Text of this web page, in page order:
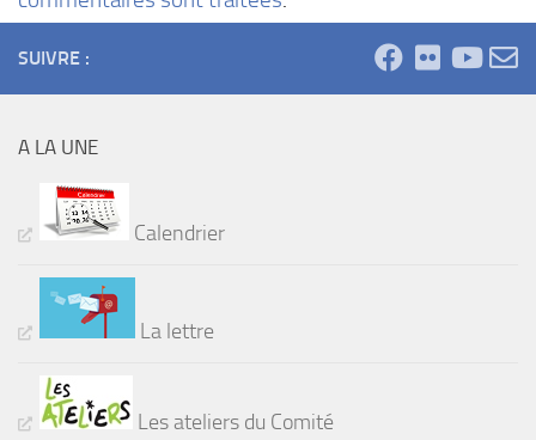
SUIVRE :
A LA UNE
Calendrier
La lettre
Les ateliers du Comité